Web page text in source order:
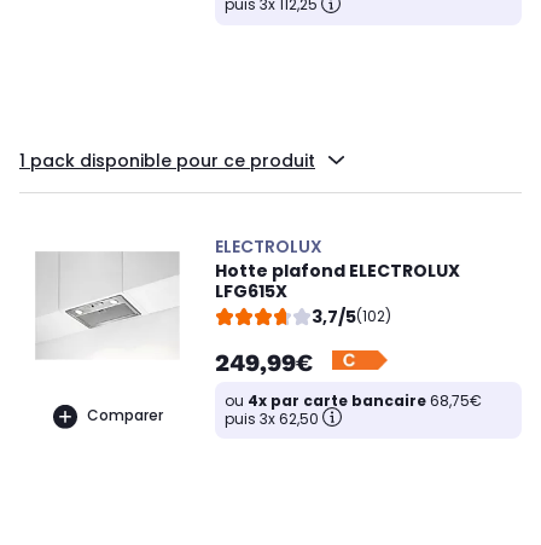
puis 3x 112,25
1 pack disponible pour ce produit
Comparer
ELECTROLUX
Hotte plafond ELECTROLUX
LFG615X
3,7/5(102)
249,99€
ou 4x par carte bancaire68,75€
puis 3x 62,50